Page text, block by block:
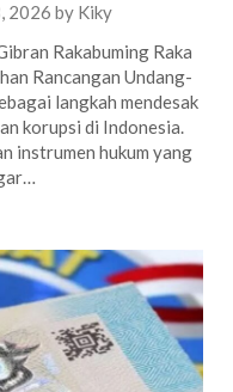
2026 by Kiky
Rakabuming Raka
Rancangan Undang-
langkah mendesak
korupsi di Indonesia.
instrumen hukum yang